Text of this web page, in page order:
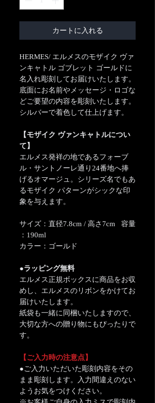
カートに入れる
HERMES/ エルメスのモザイク ヴァ
ンキャトル ゴブレット ゴールドに
名入れ彫刻してお届けいたします。
底面にお名前やメッセージ・ロゴな
どご要望の内容を彫刻いたします。
シルバーで着色して仕上げます。
【モザイク ヴァンキャトルについ
て】
エルメス発祥の地であるフォーブ
ル・サントノーレ通り24番地へ捧
げるオマージュ。シリーズ名でもあ
るモザイク パターンがシックな印
象を与えます。
サイズ：直径7.8cm / 高さ7cm 容量
：190ml
カラー：ゴールド
●ラッピング無料
エルメス正規ボックスに商品をお収
めし、エルメスのリボンをかけてお
届けいたします。
紙袋も一緒に同梱いたしますので、
大切な方への贈り物にもぴったりで
す。
【ご入力時の注意点】
●ご入力いただいた彫刻内容をその
まま彫刻します。入力間違えのない
ようお気をつけください。